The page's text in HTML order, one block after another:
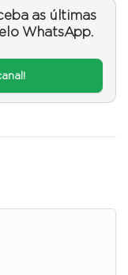
as últimas
WhatsApp.